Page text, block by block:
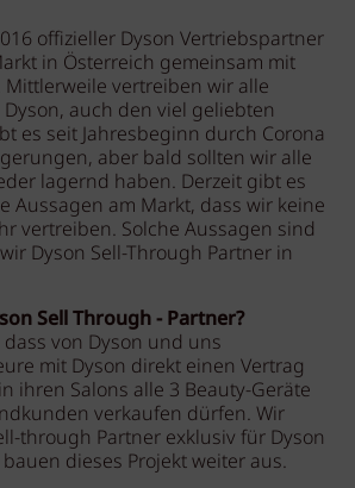
offizieller Dyson Vertriebspartner
in Österreich gemeinsam mit
vertreiben wir alle
auch den viel geliebten
es seit Jahresbeginn durch Corona
aber bald sollten wir alle
lagernd haben. Derzeit gibt es
Aussagen am Markt, dass wir keine
vertreiben. Solche Aussagen sind
Dyson Sell-Through Partner in
Sell Through - Partner?
von Dyson und uns
mit Dyson direkt einen Vertrag
ihren Salons alle 3 Beauty-Geräte
verkaufen dürfen. Wir
through Partner exklusiv für Dyson
dieses Projekt weiter aus.